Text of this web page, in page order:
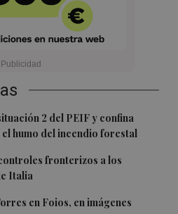
2 del PEIF y confina
humo del incendio forestal
fronterizos a los
Italia
en Foios, en imágenes